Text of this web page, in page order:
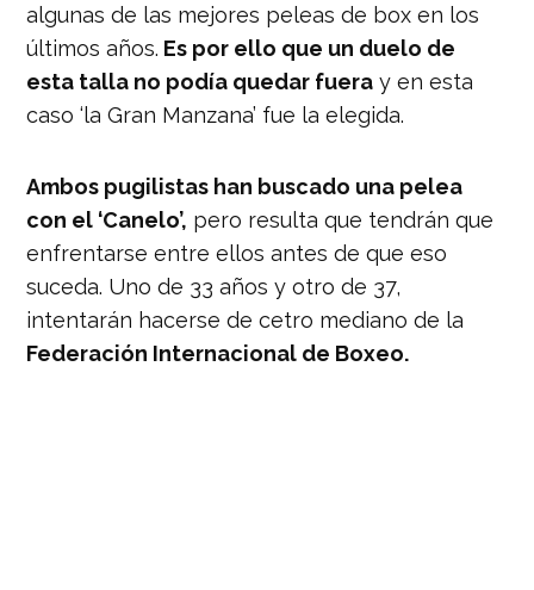
algunas de las mejores peleas de box en los
últimos años. Es por ello que un duelo de
esta talla no podía quedar fuera y en esta
caso ‘la Gran Manzana’ fue la elegida.
Ambos pugilistas han buscado una pelea
con el ‘Canelo’, pero resulta que tendrán que
enfrentarse entre ellos antes de que eso
suceda. Uno de 33 años y otro de 37,
intentarán hacerse de cetro mediano de la
Federación Internacional de Boxeo.